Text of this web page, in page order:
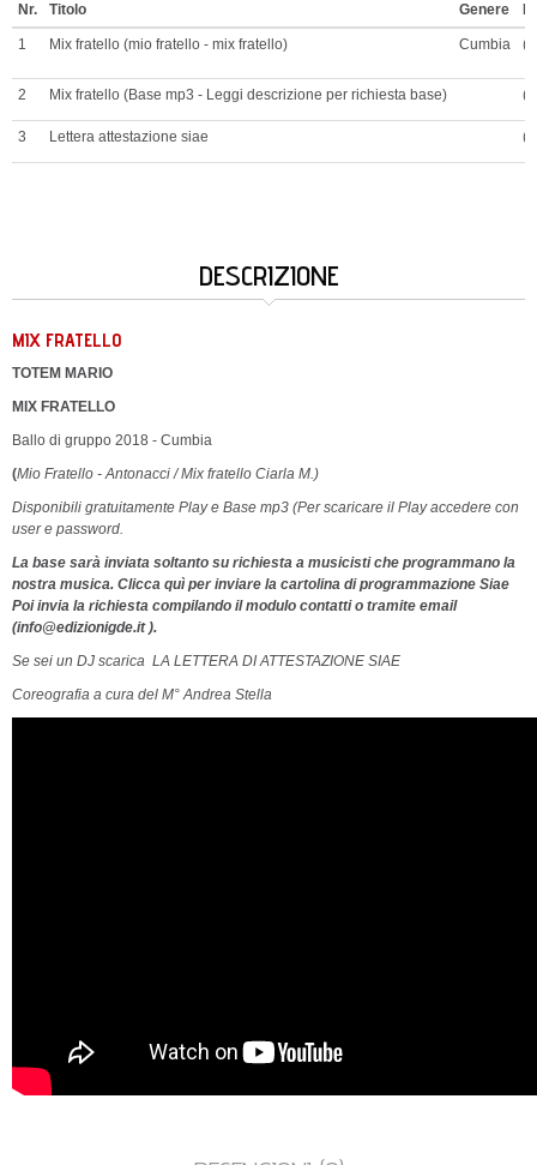
Nr. Titolo Genere
1 Mix fratello (mio fratello - mix fratello) Cumbia
2 Mix fratello (Base mp3 - Leggi descrizione per richiesta base)
3 Lettera attestazione siae
DESCRIZIONE
MIX FRATELLO
TOTEM MARIO
MIX FRATELLO
Ballo di gruppo 2018 - Cumbia
(Mio Fratello - Antonacci / Mix fratello Ciarla M.)
Disponibili gratuitamente Play e Base mp3 (Per scaricare il Play accedere con
user e password.
La base sarà inviata soltanto su richiesta a musicisti che programmano la
nostra musica. Clicca quì per inviare la cartolina di programmazione Siae
Poi invia la richiesta compilando ilmodulo contattio tramite email
(info@edizionigde.it ).
Se sei un DJ scarica LA LETTERA DI ATTESTAZIONE SIAE
Coreografia a cura del M° Andrea Stella